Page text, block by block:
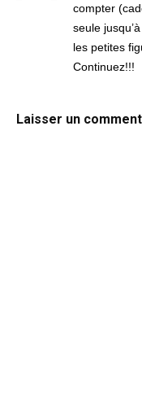
compter
seule
les petites
Continuez!!!
Laisser un